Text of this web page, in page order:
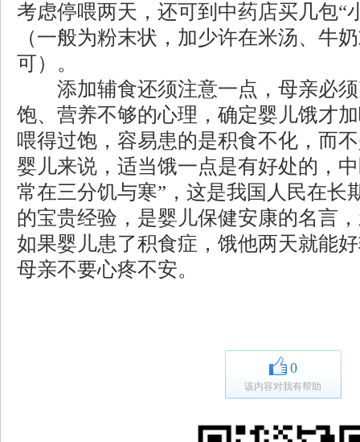
考虑停喂两天，还可到中药店买几包“
（一般为粉末状，加少许在米汤、牛
可）。
添加辅食还须注意一点，母亲必须
饱、营养不够的心理，确定婴儿饿才
喂得过饱，容易患的是积食不化，而
婴儿来说，适当饿一点是有好处的，
常在三分饥与寒”，这是我国人民在长
的宝贵经验，是婴儿保健安康的名言
如果婴儿患了积食症，饿他两天就能
母亲不要心疼不安。
0
该内容对我有帮助